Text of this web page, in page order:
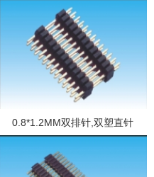
0.8*1.2MM双排针,双塑直针